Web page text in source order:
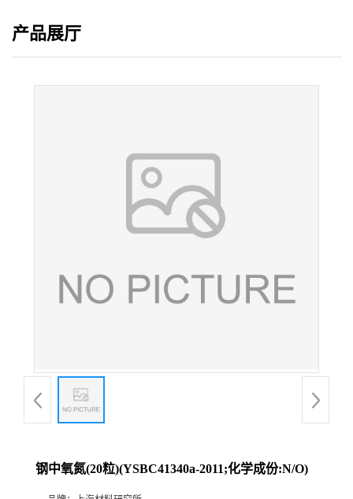
产品展厅
钢中氧氮(20粒)(YSBC41340a-2011;化学成份:N/O)